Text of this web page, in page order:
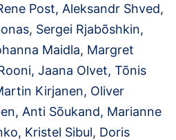
OTSI
Post, Aleksandr Shved,
Sergei Rjabõshkin,
Maidla, Margret
Jaana Olvet, Tõnis
Kirjanen, Oliver
Anti Sõukand, Marianne
Kristel Sibul, Doris